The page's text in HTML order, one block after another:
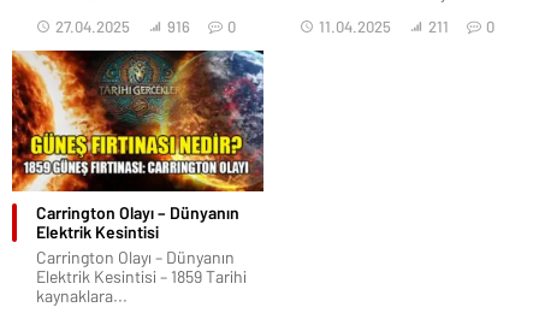
27.04.2025 916 0 11.04.2025 211 0
Carrington Olayı – Dünyanın
Elektrik Kesintisi
Carrington Olayı – Dünyanın
Elektrik Kesintisi – 1859 Tarihi
kaynaklara...